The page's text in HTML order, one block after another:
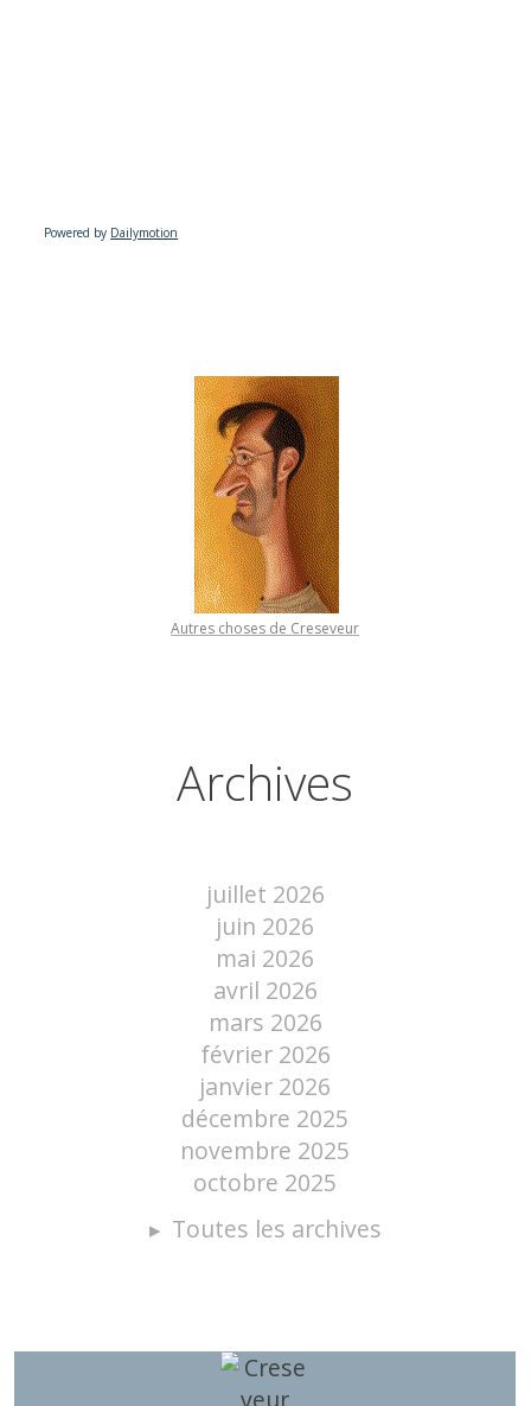
Powered by Dailymotion
Autres choses de Creseveur
Archives
juillet 2026
juin 2026
mai 2026
avril 2026
mars 2026
février 2026
janvier 2026
décembre 2025
novembre 2025
octobre 2025
Toutes les archives